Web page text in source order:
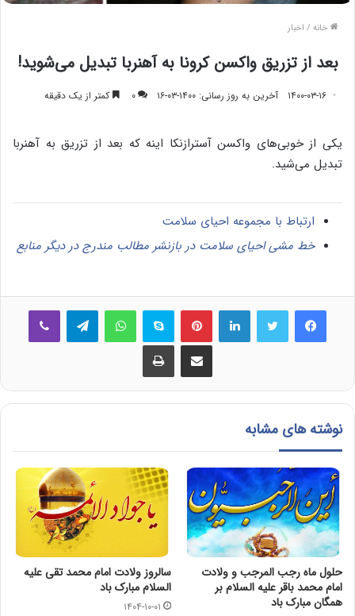
خانه / اخبار
بعد از تزریق واکسن کرونا به آهنربا تبدیل می‌شوید!
۱۴۰۰-۰۳-۱۶ آخرین به روز رسانی: ۱۴۰۰-۰۳-۱۶ ۰ کمتر از یک دقیقه
یکی از خوبی‌های واکسن آسترازنکا اینه که بعد از تزریق به آهنربا
تبدیل می‌شید.
ارتباط با مجموعه احیای سلامت
خط مشی احیای سلامت در بازنشر مطالب مندرج در دیگر منابع
فیس بوک لینکدین ‫پین‌ترست اسکایپ واتس آپ
اشتراک گذاری از طریق ایمیل چاپ
نوشته های مشابه
حلول ماه رجب المرجب و ولادت
امام محمد باقر علیه السلام بر
همگان مبارک باد
سالروز ولادت امام محمد تقی عليه
السلام مبارک باد
۱۴۰۴-۱۰-۰۱